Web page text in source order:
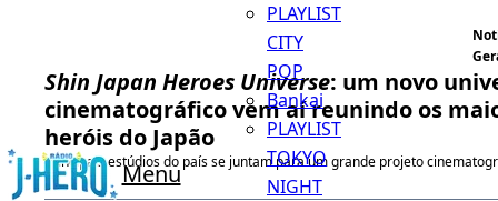
Menu
PLAYLIST
CITY
POP
Bankai
PLAYLIST
TOKYO
NIGHT
Shin Japan Heroes Universe: um novo
cinematográfico vem aí reunindo os
heróis do Japão
Principais estúdios do país se juntam para um grande projeto